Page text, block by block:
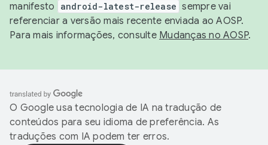
manifesto
android-latest-release sempre vai
referenciar a versão mais recente enviada ao AOSP.
Para mais informações, consulte Mudanças no AOSP.
O Google usa tecnologia de IA na tradução de
conteúdos para seu idioma de preferência. As
traduções com IA podem ter erros.